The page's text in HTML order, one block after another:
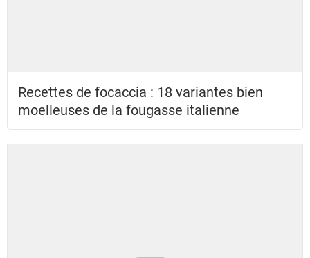
Recettes de focaccia : 18 variantes bien
moelleuses de la fougasse italienne